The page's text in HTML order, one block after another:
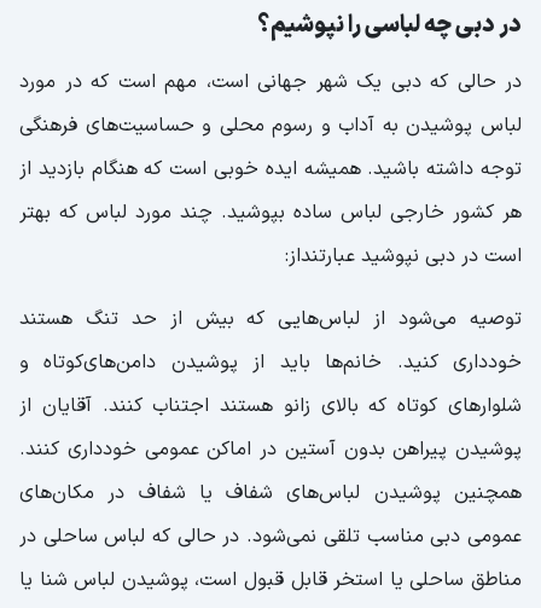
در دبی چه لباسی را نپوشیم؟
در حالی که دبی یک شهر جهانی است، مهم است که در مورد
لباس پوشیدن به آداب و رسوم محلی و حساسیت‌های فرهنگی
توجه داشته باشید. همیشه ایده خوبی است که هنگام بازدید از
هر کشور خارجی لباس ساده بپوشید. چند مورد لباس که بهتر
است در دبی نپوشید عبارتنداز:
توصیه می‌شود از لباس‌هایی که بیش از حد تنگ هستند
خودداری کنید. خانم‌ها باید از پوشیدن دامن‌های‌کوتاه و
شلوارهای کوتاه که بالای زانو هستند اجتناب کنند. آقایان از
پوشیدن پیراهن بدون آستین در اماکن عمومی خودداری کنند.
همچنین پوشیدن لباس‌های شفاف یا شفاف در مکان‌های
عمومی دبی مناسب تلقی نمی‌شود. در حالی که لباس ساحلی در
مناطق ساحلی یا استخر قابل قبول است، پوشیدن لباس شنا یا